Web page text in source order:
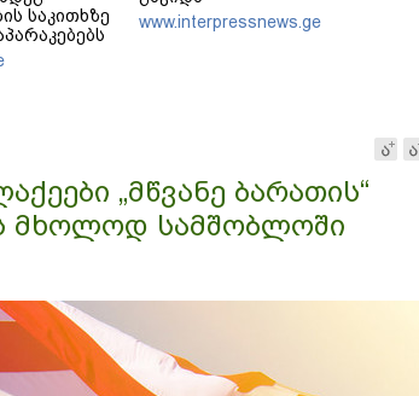
საკითხზე
www.interpressnews.ge
„მწვანე ბარათის“
მხოლოდ სამშობლოში